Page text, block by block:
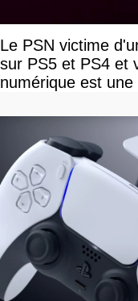
Le PSN victime
sur PS5 et PS4 et
numérique est une